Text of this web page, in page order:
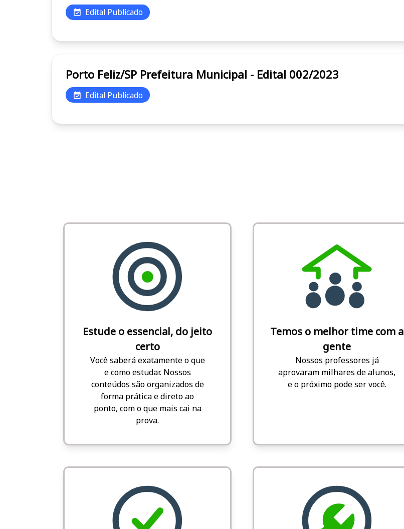
Edital Publicado
Porto Feliz/SP Prefeitura Municipal - Edital 002/2023
Edital Publicado
Estude o essencial, do jeito
certo
Você saberá exatamente o que
e como estudar. Nossos
conteúdos são organizados de
forma prática e direto ao
ponto, com o que mais cai na
prova.
Temos o melhor time com a
gente
Nossos professores já
aprovaram milhares de alunos,
e o próximo pode ser você.